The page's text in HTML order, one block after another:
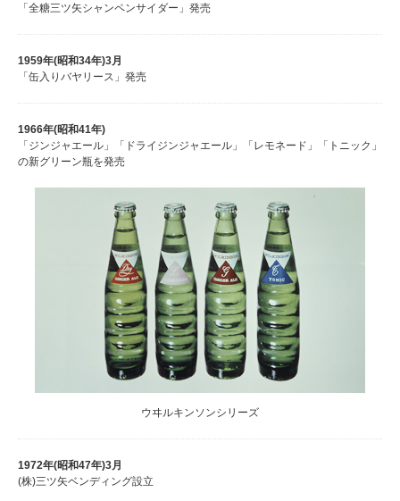
「全糖三ツ矢シャンペンサイダー」発売
1959年(昭和34年)3月
「缶入りバヤリース」発売
1966年(昭和41年)
「ジンジャエール」「ドライジンジャエール」「レモネード」「トニック」
の新グリーン瓶を発売
ウヰルキンソンシリーズ
1972年(昭和47年)3月
(株)三ツ矢ベンディング設立